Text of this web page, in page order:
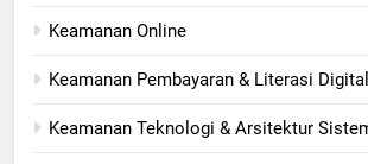
Keamanan Online
Keamanan Pembayaran & Literasi Digital
Keamanan Teknologi & Arsitektur